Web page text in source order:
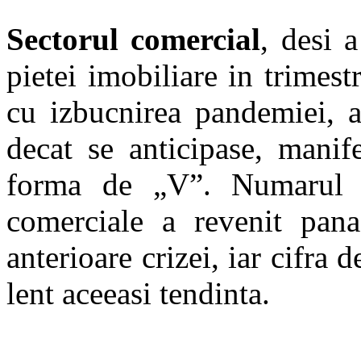
Sectorul comercial, desi
pietei imobiliare in
cu izbucnirea pandemiei,
decat se anticipase,
forma de „V”.
comerciale a revenit
anterioare crizei, iar cifra
lent aceeasi tendinta.